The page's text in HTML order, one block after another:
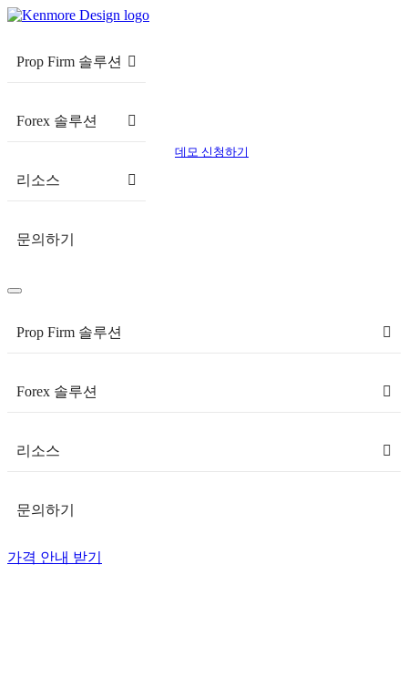
Prop Firm 솔루션
Forex 솔루션
리소스
문의하기
데모 신청하기
Prop Firm 솔루션
Forex 솔루션
리소스
문의하기
가격 안내 받기